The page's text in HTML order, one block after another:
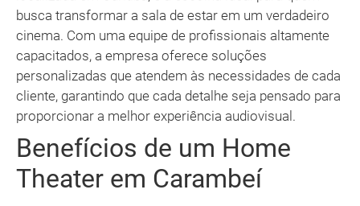
busca transformar a sala de estar em um verdadeiro
cinema. Com uma equipe de profissionais altamente
capacitados, a empresa oferece soluções
personalizadas que atendem às necessidades de cada
cliente, garantindo que cada detalhe seja pensado para
proporcionar a melhor experiência audiovisual.
Benefícios de um Home
Theater em Carambeí